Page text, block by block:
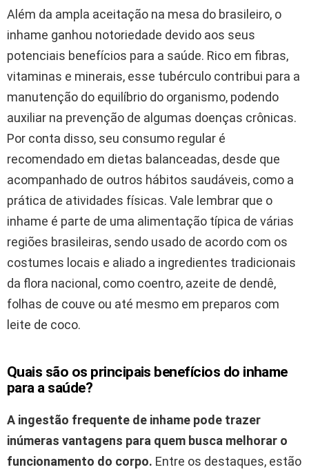
Além da ampla aceitação na mesa do brasileiro, o
inhame ganhou notoriedade devido aos seus
potenciais benefícios para a saúde. Rico em fibras,
vitaminas e minerais, esse tubérculo contribui para a
manutenção do equilíbrio do organismo, podendo
auxiliar na prevenção de algumas doenças crônicas.
Por conta disso, seu consumo regular é
recomendado em dietas balanceadas, desde que
acompanhado de outros hábitos saudáveis, como a
prática de atividades físicas. Vale lembrar que o
inhame é parte de uma alimentação típica de várias
regiões brasileiras, sendo usado de acordo com os
costumes locais e aliado a ingredientes tradicionais
da flora nacional, como coentro, azeite de dendê,
folhas de couve ou até mesmo em preparos com
leite de coco.
Quais são os principais benefícios do inhame
para a saúde?
A ingestão frequente de inhame pode trazer
inúmeras vantagens para quem busca melhorar o
funcionamento do corpo. Entre os destaques, estão